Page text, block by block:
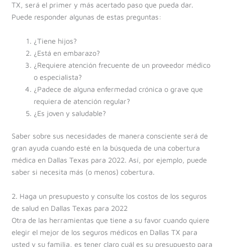
TX, será el primer y más acertado paso que pueda dar.
Puede responder algunas de estas preguntas:
¿Tiene hijos?
¿Está en embarazo?
¿Requiere atención frecuente de un proveedor médico
o especialista?
¿Padece de alguna enfermedad crónica o grave que
requiera de atención regular?
¿Es joven y saludable?
Saber sobre sus necesidades de manera consciente será de
gran ayuda cuando esté en la búsqueda de una cobertura
médica en Dallas Texas para 2022. Así, por ejemplo, puede
saber si necesita más (o menos) cobertura.
2. Haga un presupuesto y consulte los costos de los seguros
de salud en Dallas Texas para 2022
Otra de las herramientas que tiene a su favor cuando quiere
elegir el mejor de los seguros médicos en Dallas TX para
usted y su familia, es tener claro cuál es su presupuesto para